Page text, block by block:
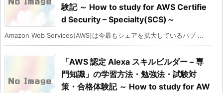
験記 ～ How to study for AWS Certifie
d Security – Specialty(SCS)～
Amazon Web Services(AWS)は今最もシェアを拡大しているパブ ...
「AWS 認定 Alexa スキルビルダー – 専
門知識」の学習方法・勉強法・試験対
策・合格体験記 ～ How to study for AW